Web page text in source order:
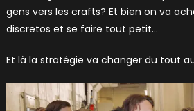
gens vers les crafts? Et bien on va
discretos et se faire tout petit…
Et là la stratégie va changer du tout